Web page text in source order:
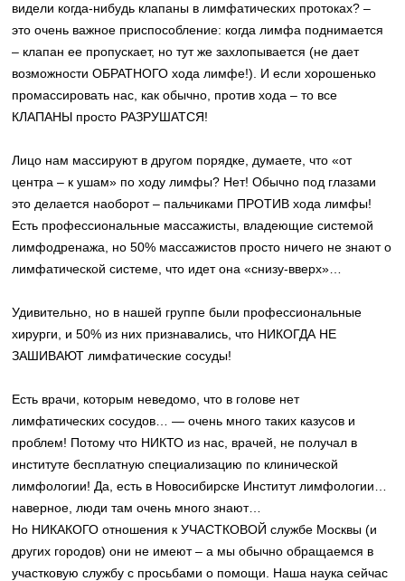
видели когда-нибудь клапаны в лимфатических протоках? –
это очень важное приспособление: когда лимфа поднимается
– клапан ее пропускает, но тут же захлопывается (не дает
возможности ОБРАТНОГО хода лимфе!). И если хорошенько
промассировать нас, как обычно, против хода – то все
КЛАПАНЫ просто РАЗРУШАТСЯ!
Лицо нам массируют в другом порядке, думаете, что «от
центра – к ушам» по ходу лимфы? Нет! Обычно под глазами
это делается наоборот – пальчиками ПРОТИВ хода лимфы!
Есть профессиональные массажисты, владеющие системой
лимфодренажа, но 50% массажистов просто ничего не знают о
лимфатической системе, что идет она «снизу-вверх»…
Удивительно, но в нашей группе были профессиональные
хирурги, и 50% из них признавались, что НИКОГДА НЕ
ЗАШИВАЮТ лимфатические сосуды!
Есть врачи, которым неведомо, что в голове нет
лимфатических сосудов… — очень много таких казусов и
проблем! Потому что НИКТО из нас, врачей, не получал в
институте бесплатную специализацию по клинической
лимфологии! Да, есть в Новосибирске Институт лимфологии…
наверное, люди там очень много знают…
Но НИКАКОГО отношения к УЧАСТКОВОЙ службе Москвы (и
других городов) они не имеют – а мы обычно обращаемся в
участковую службу с просьбами о помощи. Наша наука сейчас